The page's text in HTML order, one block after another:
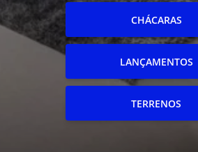
CHÁCARAS
LANÇAMENTOS
TERRENOS